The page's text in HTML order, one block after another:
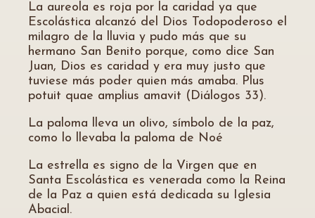
La aureola es roja por la caridad ya que
Escolástica alcanzó del Dios Todopoderoso el
milagro de la lluvia y pudo más que su
hermano San Benito porque, como dice San
Juan, Dios es caridad y era muy justo que
tuviese más poder quien más amaba. Plus
potuit quae amplius amavit (Diálogos 33).
La paloma lleva un olivo, símbolo de la paz,
como lo llevaba la paloma de Noé
La estrella es signo de la Virgen que en
Santa Escolástica es venerada como la Reina
de la Paz a quien está dedicada su Iglesia
Abacial.